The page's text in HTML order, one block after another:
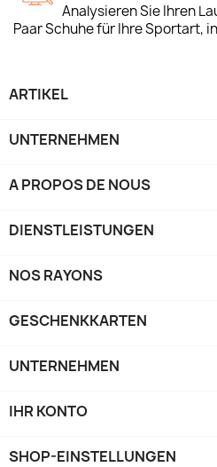
Analysieren Sie Ihren
Paar Schuhe für Ihre Sportart,
ARTIKEL
UNTERNEHMEN
A PROPOS DE NOUS
DIENSTLEISTUNGEN
NOS RAYONS
GESCHENKKARTEN
UNTERNEHMEN
IHR KONTO
SHOP-EINSTELLUNGEN